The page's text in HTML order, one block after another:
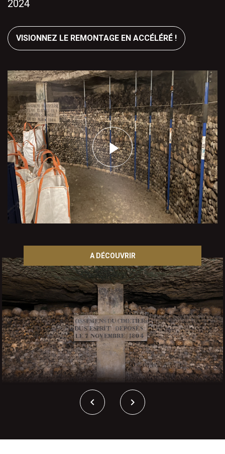
2024
VISIONNEZ LE REMONTAGE EN ACCÉLÉRÉ !
TEASER VIDEO
A DÉCOUVRIR
ALLER À LAALLER À LA